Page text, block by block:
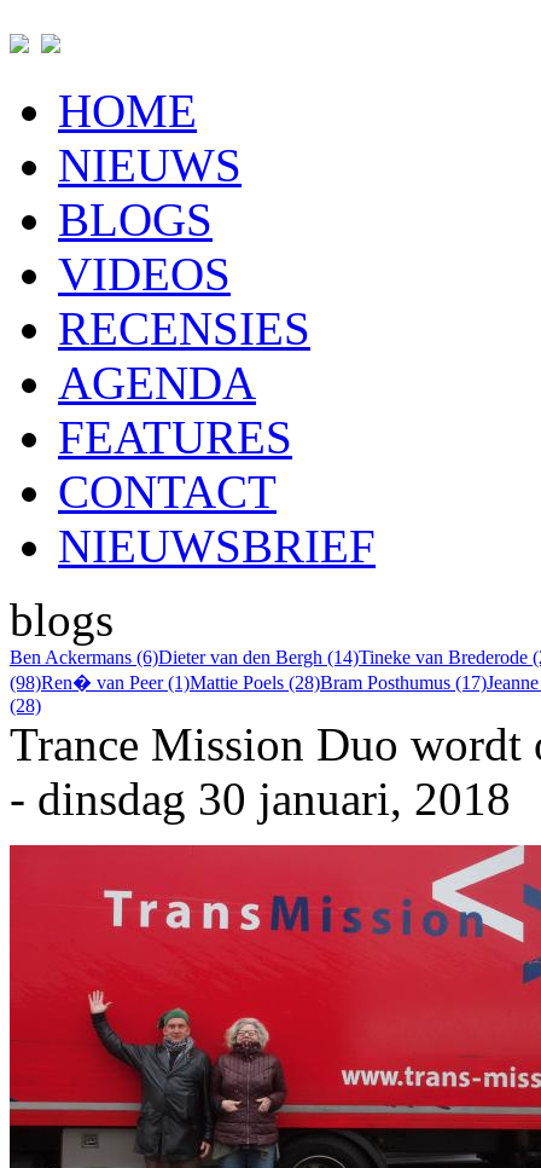
HOME
NIEUWS
BLOGS
VIDEOS
RECENSIES
AGENDA
FEATURES
CONTACT
NIEUWSBRIEF
blogs
Ben Ackermans (6)Dieter van den Bergh (14)Tineke van Brederode
(98)Ren� van Peer (1)Mattie Poels (28)Bram Posthumus (17)
(28)
Trance Mission Duo wordt
- dinsdag 30 januari, 2018